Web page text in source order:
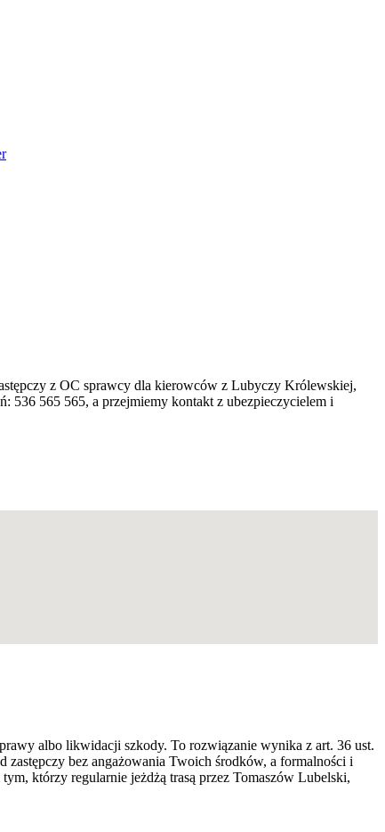
z OC sprawcy dla kierowców z Lubyczy Królewskiej,
536 565 565, a przejmiemy kontakt z ubezpieczycielem i
albo likwidacji szkody. To rozwiązanie wynika z art. 36 ust.
bez angażowania Twoich środków, a formalności i
którzy regularnie jeżdżą trasą przez Tomaszów Lubelski,